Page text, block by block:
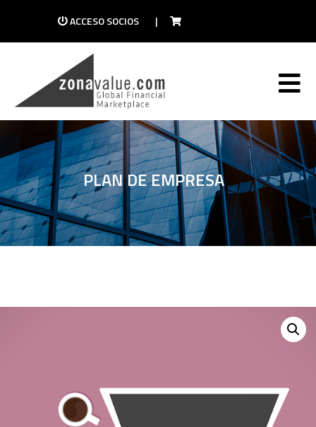
ACCESO SOCIOS |
PLAN DE EMPRESA